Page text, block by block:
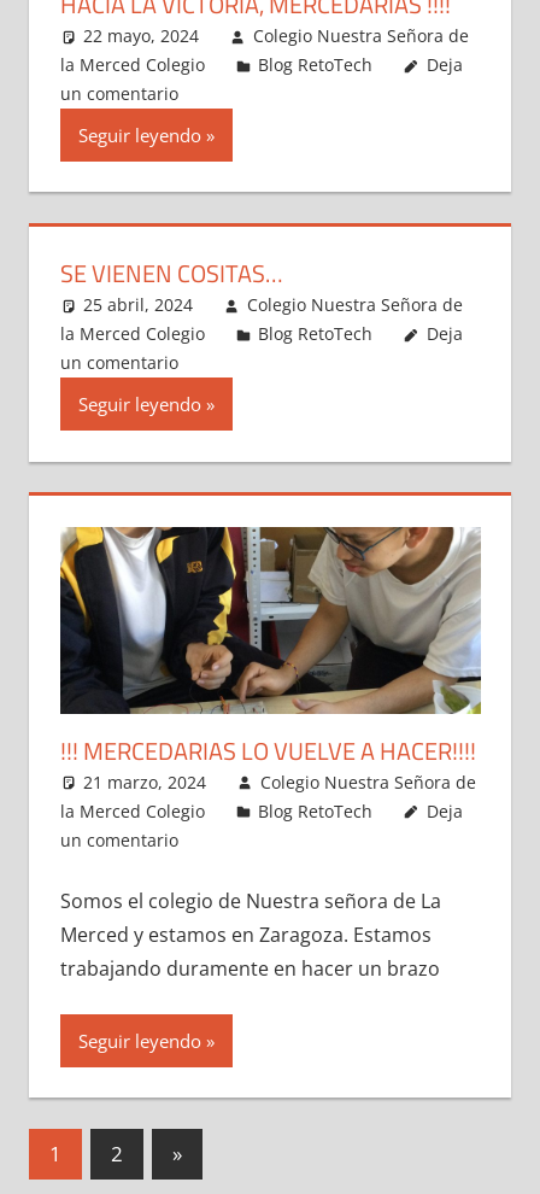
22 mayo, 2024
Colegio Nuestra Señora de
la Merced Colegio
Blog RetoTech
Deja
un comentario
Seguir leyendo
SE VIENEN COSITAS…
25 abril, 2024
Colegio Nuestra Señora de
la Merced Colegio
Blog RetoTech
Deja
un comentario
Seguir leyendo
!!! MERCEDARIAS LO VUELVE A HACER!!!!
21 marzo, 2024
Colegio Nuestra Señora de
la Merced Colegio
Blog RetoTech
Deja
un comentario
Somos el colegio de Nuestra señora de La
Merced y estamos en Zaragoza. Estamos
trabajando duramente en hacer un brazo
Seguir leyendo
Paginación
1 2
Entradas
siguientes
»